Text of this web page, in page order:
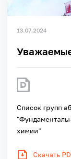
13.07.2024
Список групп
химии"
Скачать